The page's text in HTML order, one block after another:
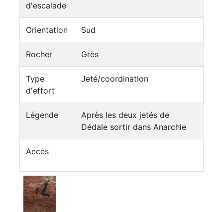
d'escalade
Orientation Sud
Rocher Grès
Type
d'effort
Jeté/coordination
Légende
Après les deux jetés de
Dédale sortir dans Anarchie
Accès